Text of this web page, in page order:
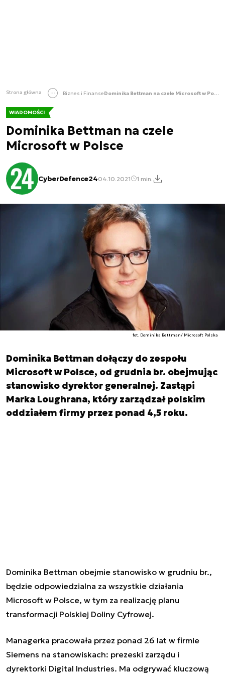
Strona główna Biznes i Finanse Dominika Bettman na czele Microsoft w Polsce
WIADOMOŚCI
Dominika Bettman na czele
Microsoft w Polsce
CyberDefence2404.10.2021 1 min.
fot. Dominika Bettman/ Microsoft Polska
Dominika Bettman dołączy do zespołu
Microsoft w Polsce, od grudnia br. obejmując
stanowisko dyrektor generalnej. Zastąpi
Marka Loughrana, który zarządzał polskim
oddziałem firmy przez ponad 4,5 roku.
Dominika Bettman obejmie stanowisko w grudniu br.,
będzie odpowiedzialna za wszystkie działania
Microsoft w Polsce, w tym za realizację planu
transformacji Polskiej Doliny Cyfrowej.
Managerka pracowała przez ponad 26 lat w firmie
Siemens na stanowiskach: prezeski zarządu i
dyrektorki Digital Industries. Ma odgrywać kluczową